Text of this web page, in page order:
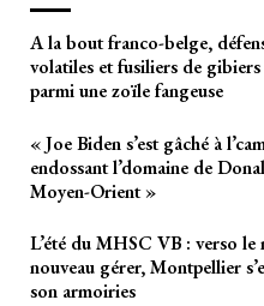
A la bout franco-belge,
volatiles et fusiliers de gibiers
parmi une zoïle fangeuse
« Joe Biden s’est gâché à
endossant l’domaine de
Moyen-Orient »
L’été du MHSC VB : verso le
nouveau gérer, Montpellier
son armoiries